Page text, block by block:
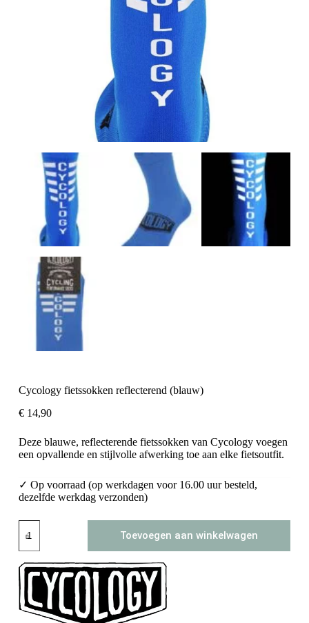
Cycology fietssokken reflecterend (blauw)
€14,90
Deze blauwe, reflecterende fietssokken van Cycology voegen
een opvallende en stijlvolle afwerking toe aan elke fietsoutfit.
✓ Op voorraad (op werkdagen voor 16.00 uur besteld,
dezelfde werkdag verzonden)
Cycology
fietssokken
reflecterend
(blauw)
aantal
Toevoegen aan winkelwagen